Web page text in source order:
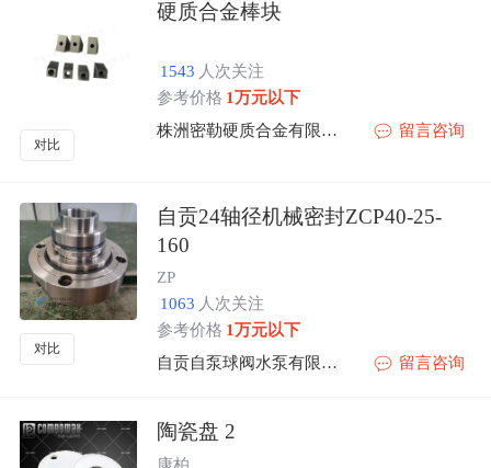
对比
硬质合金棒块
1543 人次关注
参考价格 1万元以下
株洲密勒硬质合金有限公司
留言咨询
对比
自贡24轴径机械密封ZCP40-25-
160
ZP
1063 人次关注
参考价格 1万元以下
自贡自泵球阀水泵有限公司
留言咨询
陶瓷盘 2
康柏